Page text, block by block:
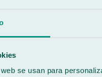
se usan para
verlo en otros ámbitos
la unión de varias hojas
automovilística. De